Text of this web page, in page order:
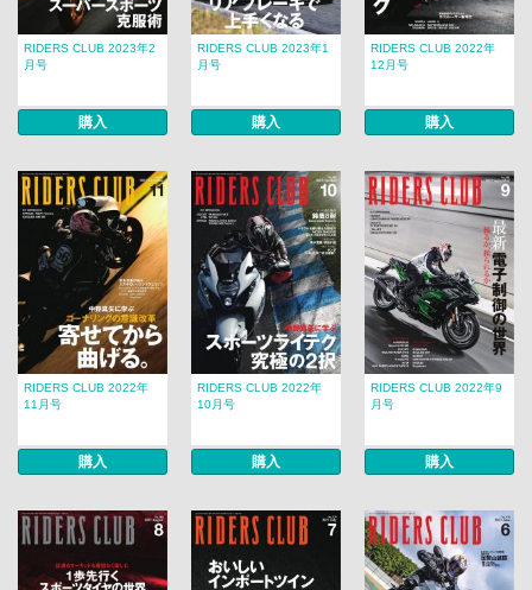
RIDERS CLUB 2023年2
月号
購入
RIDERS CLUB 2023年1
月号
購入
RIDERS CLUB 2022年
12月号
購入
RIDERS CLUB 2022年
11月号
購入
RIDERS CLUB 2022年
10月号
購入
RIDERS CLUB 2022年9
月号
購入